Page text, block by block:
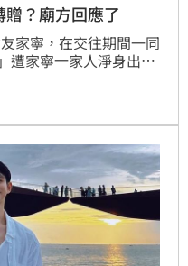
？廟方回應了
家寧，在交往期間一同
遭家寧一家人淨身出
出Andy的群海娛樂股